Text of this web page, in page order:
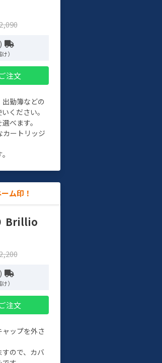
）
注文
勤簿などの
ください。
べます。
カートリッジ
ム印！
Brillio
）
注文
ャップを外さ
ので、カバ